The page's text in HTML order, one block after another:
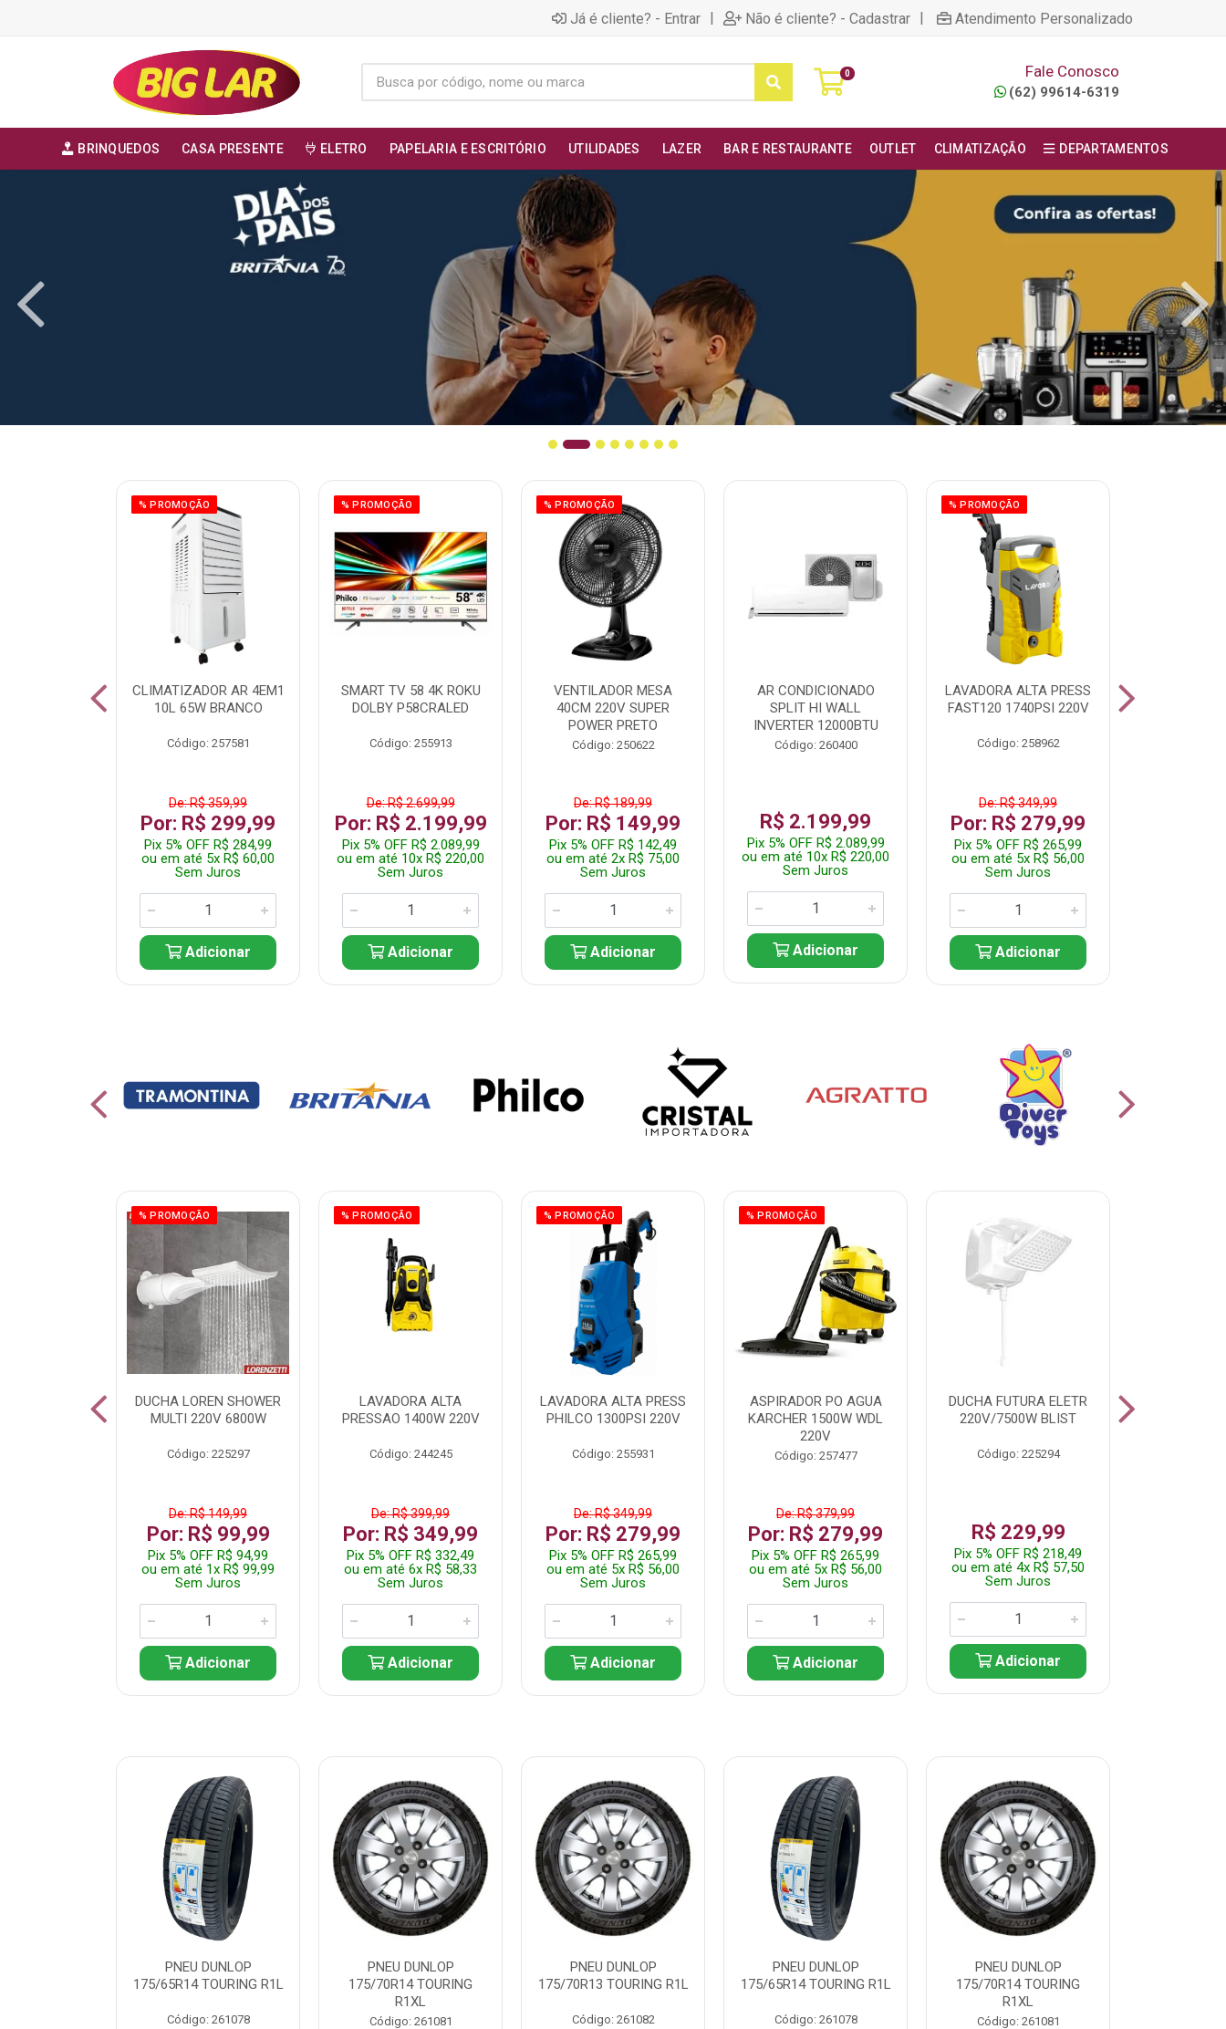
Já é cliente? - Entrar | Não é cliente? - Cadastrar | Atendimento Personalizado
0 Fale Conosco
(62) 99614-6319
BRINQUEDOS CASA PRESENTE ELETRO PAPELARIA E ESCRITÓRIO UTILIDADES LAZER BAR E RESTAURANTE OUTLET CLIMATIZAÇÃO DEPARTAMENTOS
% PROMOÇÃO
CLIMATIZADOR AR 4EM1
10L 65W BRANCO
Código: 257581
De: R$ 359,99
Por: R$ 299,99
Pix 5% OFF R$ 284,99
ou em até 5x R$ 60,00
Sem Juros
Adicionar
% PROMOÇÃO
SMART TV 58 4K ROKU
DOLBY P58CRALED
Código: 255913
De: R$ 2.699,99
Por: R$ 2.199,99
Pix 5% OFF R$ 2.089,99
ou em até 10x R$ 220,00
Sem Juros
Adicionar
% PROMOÇÃO
VENTILADOR MESA
40CM 220V SUPER
POWER PRETO
Código: 250622
De: R$ 189,99
Por: R$ 149,99
Pix 5% OFF R$ 142,49
ou em até 2x R$ 75,00
Sem Juros
Adicionar
AR CONDICIONADO
SPLIT HI WALL
INVERTER 12000BTU
Código: 260400
R$ 2.199,99
Pix 5% OFF R$ 2.089,99
ou em até 10x R$ 220,00
Sem Juros
Adicionar
% PROMOÇÃO
LAVADORA ALTA PRESS
FAST120 1740PSI 220V
Código: 258962
De: R$ 349,99
Por: R$ 279,99
Pix 5% OFF R$ 265,99
ou em até 5x R$ 56,00
Sem Juros
Adicionar
% PROMOÇÃO
DUCHA LOREN SHOWER
MULTI 220V 6800W
Código: 225297
De: R$ 149,99
Por: R$ 99,99
Pix 5% OFF R$ 94,99
ou em até 1x R$ 99,99
Sem Juros
Adicionar
% PROMOÇÃO
LAVADORA ALTA
PRESSAO 1400W 220V
Código: 244245
De: R$ 399,99
Por: R$ 349,99
Pix 5% OFF R$ 332,49
ou em até 6x R$ 58,33
Sem Juros
Adicionar
% PROMOÇÃO
LAVADORA ALTA PRESS
PHILCO 1300PSI 220V
Código: 255931
De: R$ 349,99
Por: R$ 279,99
Pix 5% OFF R$ 265,99
ou em até 5x R$ 56,00
Sem Juros
Adicionar
% PROMOÇÃO
ASPIRADOR PO AGUA
KARCHER 1500W WDL
220V
Código: 257477
De: R$ 379,99
Por: R$ 279,99
Pix 5% OFF R$ 265,99
ou em até 5x R$ 56,00
Sem Juros
Adicionar
DUCHA FUTURA ELETR
220V/7500W BLIST
Código: 225294
R$ 229,99
Pix 5% OFF R$ 218,49
ou em até 4x R$ 57,50
Sem Juros
Adicionar
PNEU DUNLOP
175/65R14 TOURING R1L
Código: 261078
PNEU DUNLOP
175/70R14 TOURING
R1XL
Código: 261081
PNEU DUNLOP
175/70R13 TOURING R1L
Código: 261082
PNEU DUNLOP
175/65R14 TOURING R1L
Código: 261078
PNEU DUNLOP
175/70R14 TOURING
R1XL
Código: 261081